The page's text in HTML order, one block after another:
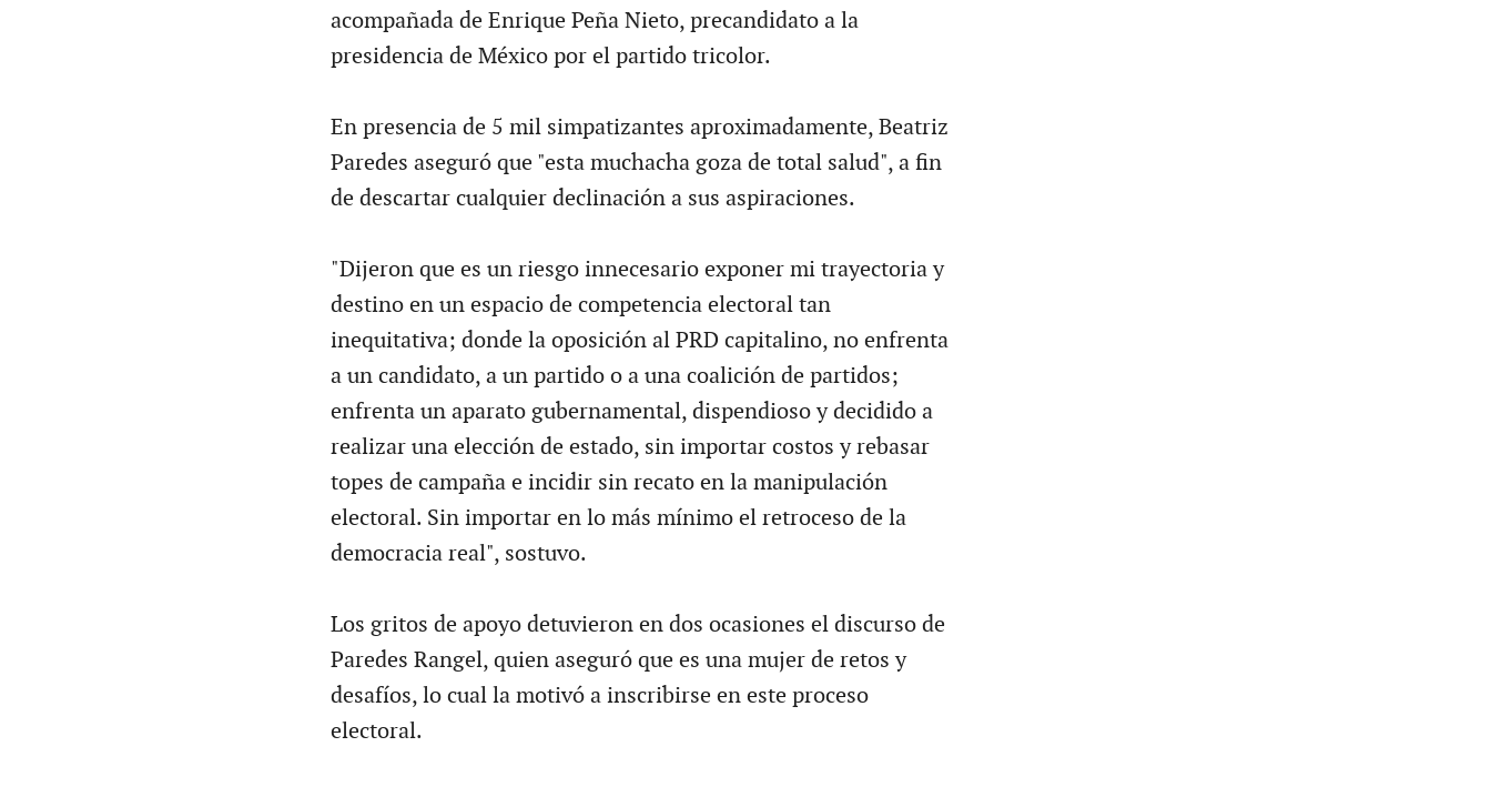
acompañada de Enrique Peña Nieto, precandidato a la
presidencia de México por el partido tricolor.
En presencia de 5 mil simpatizantes aproximadamente, Beatriz
Paredes aseguró que "esta muchacha goza de total salud", a fin
de descartar cualquier declinación a sus aspiraciones.
"Dijeron que es un riesgo innecesario exponer mi trayectoria y
destino en un espacio de competencia electoral tan
inequitativa; donde la oposición al PRD capitalino, no enfrenta
a un candidato, a un partido o a una coalición de partidos;
enfrenta un aparato gubernamental, dispendioso y decidido a
realizar una elección de estado, sin importar costos y rebasar
topes de campaña e incidir sin recato en la manipulación
electoral. Sin importar en lo más mínimo el retroceso de la
democracia real", sostuvo.
Los gritos de apoyo detuvieron en dos ocasiones el discurso de
Paredes Rangel, quien aseguró que es una mujer de retos y
desafíos, lo cual la motivó a inscribirse en este proceso
electoral.